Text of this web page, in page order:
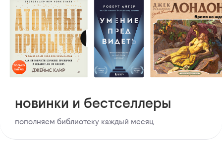
новинки и бестселлеры
пополняем библиотеку каждый месяц